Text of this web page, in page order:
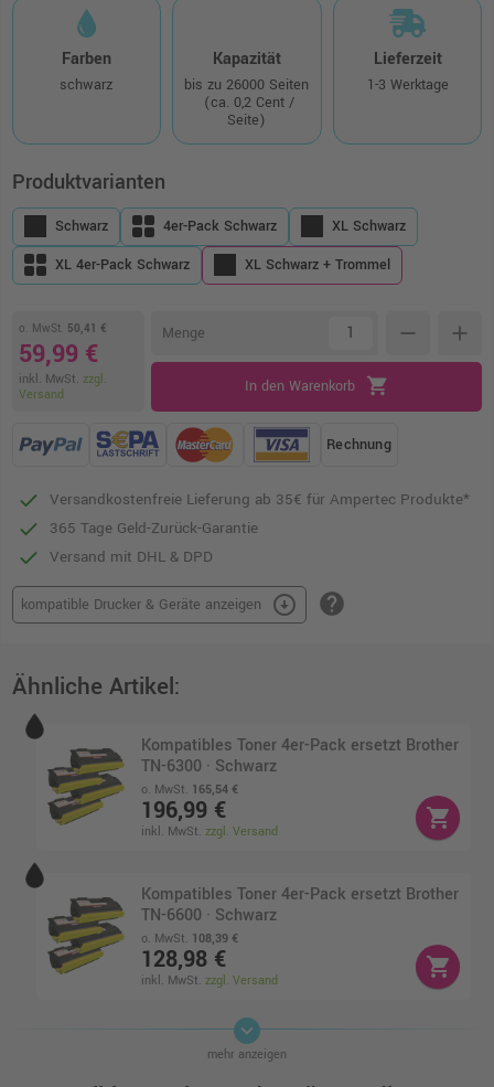
Farben
schwarz
Kapazität
bis zu 26000 Seiten
(ca. 0,2 Cent /
Seite)
Lieferzeit
1-3 Werktage
Produktvarianten
Schwarz 4er-Pack Schwarz
XL Schwarz
XL 4er-Pack Schwarz
XL Schwarz + Trommel
o. MwSt. 50,41 €
59,99 €
inkl. MwSt. zzgl.
Versand
Menge remove add
In den Warenkorb shopping_cart
Rechnung
Versandkostenfreie Lieferung ab 35€ für Ampertec Produkte*
365 Tage Geld-Zurück-Garantie
Versand mit DHL & DPD
kompatible Drucker & Geräte anzeigen arrow_circle_down help
Ähnliche Artikel:
Kompatibles Toner 4er-Pack ersetzt Brother
TN-6300 · Schwarz
o. MwSt. 165,54 €
196,99 €
inkl. MwSt.zzgl. Versand
shopping_cart
Kompatibles Toner 4er-Pack ersetzt Brother
TN-6600 · Schwarz
o. MwSt. 108,39 €
128,98 €
inkl. MwSt.zzgl. Versand
shopping_cart
4 Kompatible Trommeln ersetzt Brother DR-
6000 Multipack schwarz
keyboard_arrow_down
mehr anzeigen